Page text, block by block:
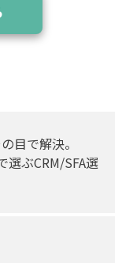
目で解決。
選ぶCRM/SFA選